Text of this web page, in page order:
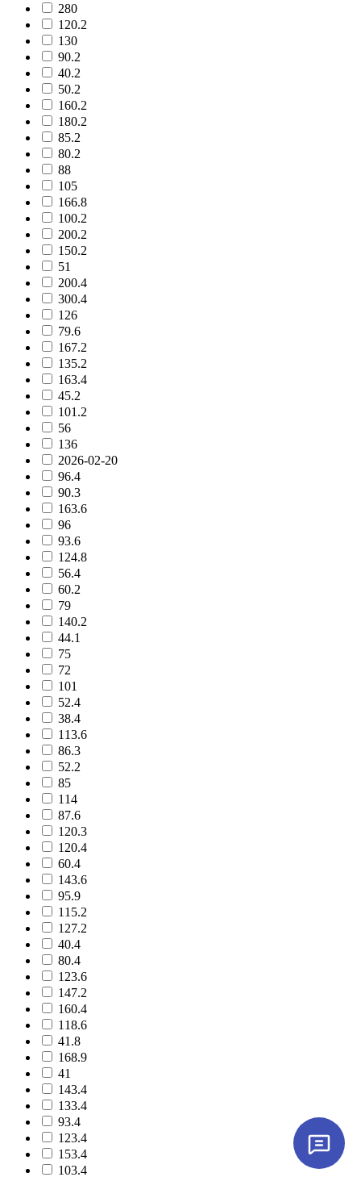
280
120.2
130
90.2
40.2
50.2
160.2
180.2
85.2
80.2
88
105
166.8
100.2
200.2
150.2
51
200.4
300.4
126
79.6
167.2
135.2
163.4
45.2
101.2
56
136
2026-02-20
96.4
90.3
163.6
96
93.6
124.8
56.4
60.2
79
140.2
44.1
75
72
101
52.4
38.4
113.6
86.3
52.2
85
114
87.6
120.3
120.4
60.4
143.6
95.9
115.2
127.2
40.4
80.4
123.6
147.2
160.4
118.6
41.8
168.9
41
143.4
133.4
93.4
123.4
153.4
103.4